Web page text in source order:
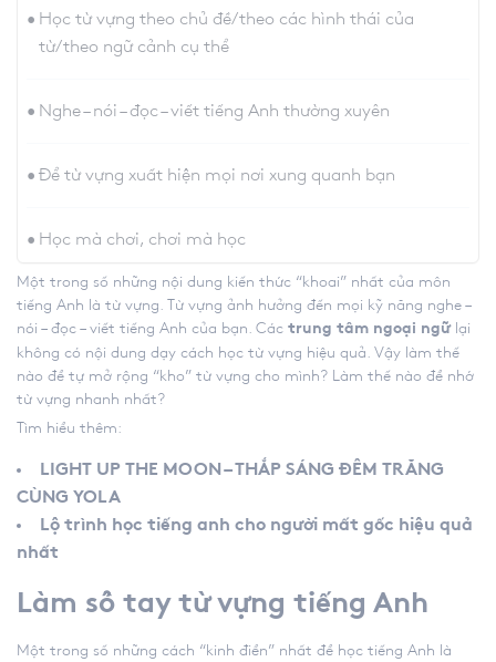
Học từ vựng theo chủ đề/theo các hình thái của
từ/theo ngữ cảnh cụ thể
Nghe – nói – đọc – viết tiếng Anh thường xuyên
Để từ vựng xuất hiện mọi nơi xung quanh bạn
Học mà chơi, chơi mà học
Một trong số những nội dung kiến thức “khoai” nhất của môn
tiếng Anh là từ vựng. Từ vựng ảnh hưởng đến mọi kỹ năng nghe –
nói – đọc – viết tiếng Anh của bạn. Các trung tâm ngoại ngữlại
không có nội dung dạy cách học từ vựng hiệu quả. Vậy làm thế
nào để tự mở rộng “kho” từ vựng cho mình? Làm thế nào để nhớ
từ vựng nhanh nhất?
Tìm hiểu thêm:
LIGHT UP THE MOON – THẮP SÁNG ĐÊM TRĂNG
CÙNG YOLA
Lộ trình học tiếng anh cho người mất gốc hiệu quả
nhất
Làm sổ tay từ vựng tiếng Anh
Một trong số những cách “kinh điển” nhất để học tiếng Anh là